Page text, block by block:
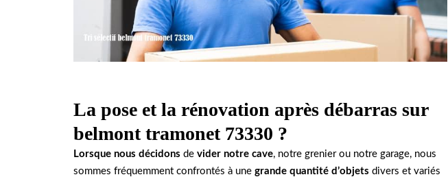
La pose et la rénovation après débarras sur
belmont tramonet 73330 ?
Lorsque nous décidons de vider notre cave, notre grenier ou notre garage, nous
sommes fréquemment confrontés à une grande quantité d’objets divers et variés